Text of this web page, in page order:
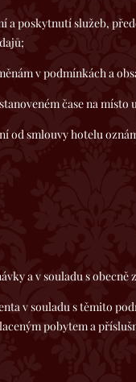
poskytnutí služeb,
v podmínkách a
čase na místo
smlouvy hotelu
souladu s obecně
s těmito
pobytem a